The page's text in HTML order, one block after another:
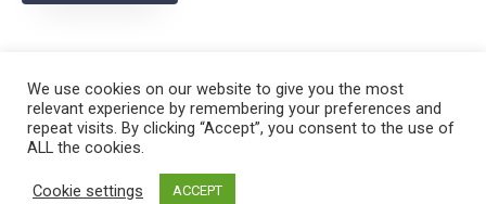
We use cookies on our website to give you the most
relevant experience by remembering your preferences and
repeat visits. By clicking “Accept”, you consent to the use of
ALL the cookies.
Cookie settings ACCEPT